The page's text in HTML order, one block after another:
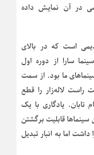
در آن نمایش داده
است که در بالای
سارا از دوره اول
ما بود. از سمت
راست لاله‌زار را قطع
تابان. یادگاری با یک
قابلیت برگشتن
داشت اما به انبار تبدیل